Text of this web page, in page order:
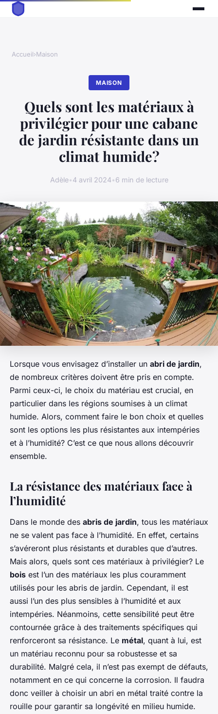
Accueil›Maison
MAISON
Quels sont les matériaux à
privilégier pour une cabane
de jardin résistante dans un
climat humide?
Adèle•4 avril 2024•6 min de lecture
Lorsque vous envisagez d’installer un abri de jardin,
de nombreux critères doivent être pris en compte.
Parmi ceux-ci, le choix du matériau est crucial, en
particulier dans les régions soumises à un climat
humide. Alors, comment faire le bon choix et quelles
sont les options les plus résistantes aux intempéries
et à l’humidité? C’est ce que nous allons découvrir
ensemble.
La résistance des matériaux face à
l’humidité
Dans le monde des abris de jardin, tous les matériaux
ne se valent pas face à l’humidité. En effet, certains
s’avéreront plus résistants et durables que d’autres.
Mais alors, quels sont ces matériaux à privilégier? Le
bois est l’un des matériaux les plus couramment
utilisés pour les abris de jardin. Cependant, il est
aussi l’un des plus sensibles à l’humidité et aux
intempéries. Néanmoins, cette sensibilité peut être
contournée grâce à des traitements spécifiques qui
renforceront sa résistance. Le métal, quant à lui, est
un matériau reconnu pour sa robustesse et sa
durabilité. Malgré cela, il n’est pas exempt de défauts,
notamment en ce qui concerne la corrosion. Il faudra
donc veiller à choisir un abri en métal traité contre la
rouille pour garantir sa longévité en milieu humide.